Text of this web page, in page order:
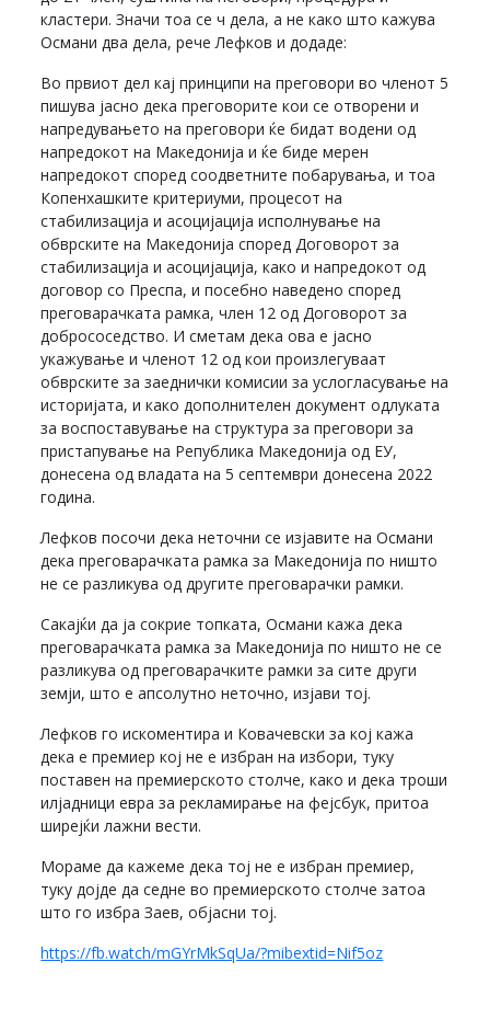
кластери. Значи тоа се ч дела, а не како што кажува
Османи два дела, рече Лефков и додаде:
Во првиот дел кај принципи на преговори во членот 5
пишува јасно дека преговорите кои се отворени и
напредувањето на преговори ќе бидат водени од
напредокот на Македонија и ќе биде мерен
напредокот според соодветните побарувања, и тоа
Копенхашките критериуми, процесот на
стабилизација и асоцијација исполнување на
обврските на Македонија според Договорот за
стабилизација и асоцијација, како и напредокот од
договор со Преспа, и посебно наведено според
преговарачката рамка, член 12 од Договорот за
добрососедство. И сметам дека ова е јасно
укажување и членот 12 од кои произлегуваат
обврските за заеднички комисии за услогласување на
историјата, и како дополнителен документ одлуката
за воспоставување на структура за преговори за
пристапување на Република Македонија од ЕУ,
донесена од владата на 5 септември донесена 2022
година.
Лефков посочи дека неточни се изјавите на Османи
дека преговарачката рамка за Македонија по ништо
не се разликува од другите преговарачки рамки.
Сакајќи да ја сокрие топката, Османи кажа дека
преговарачката рамка за Македонија по ништо не се
разликува од преговарачките рамки за сите други
земји, што е апсолутно неточно, изјави тој.
Лефков го искоментира и Ковачевски за кој кажа
дека е премиер кој не е избран на избори, туку
поставен на премиерското столче, како и дека троши
илјадници евра за рекламирање на фејсбук, притоа
ширејќи лажни вести.
Мораме да кажеме дека тој не е избран премиер,
туку дојде да седне во премиерското столче затоа
што го избра Заев, објасни тој.
https://fb.watch/mGYrMkSqUa/?mibextid=Nif5oz